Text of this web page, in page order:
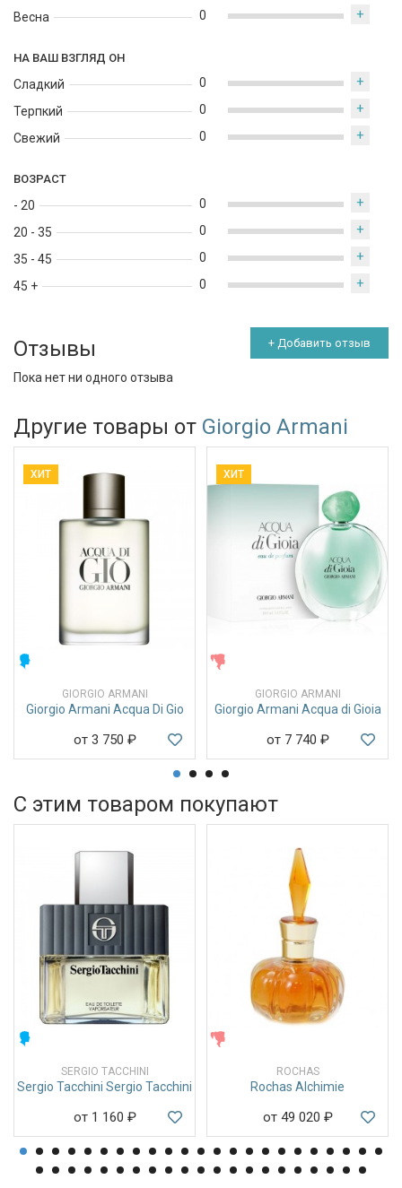
Весна 0 +
НА ВАШ ВЗГЛЯД ОН
Сладкий
Терпкий
Свежий
0 +
0 +
0 +
ВОЗРАСТ
- 20
20 - 35
35 - 45
45 +
0 +
0 +
0 +
0 +
Отзывы + Добавить отзыв
Пока нет ни одного отзыва
Другие товары от Giorgio Armani
ХИТ
GIORGIO ARMANI
Giorgio Armani Acqua Di Gio
от 3 750 ₽
ХИТ
GIORGIO ARMANI
Giorgio Armani Acqua di Gioia
от 7 740 ₽
С этим товаром покупают
SERGIO TACCHINI
Sergio Tacchini Sergio Tacchini
от 1 160 ₽
ROCHAS
Rochas Alchimie
от 49 020 ₽